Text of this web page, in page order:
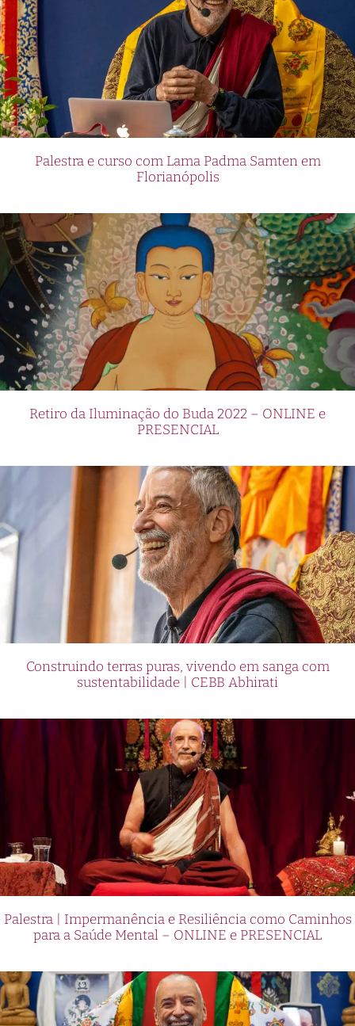
Palestra e curso com Lama Padma Samten em
Florianópolis
Retiro da Iluminação do Buda 2022 – ONLINE e
PRESENCIAL
Construindo terras puras, vivendo em sanga com
sustentabilidade | CEBB Abhirati
Palestra | Impermanência e Resiliência como Caminhos
para a Saúde Mental – ONLINE e PRESENCIAL